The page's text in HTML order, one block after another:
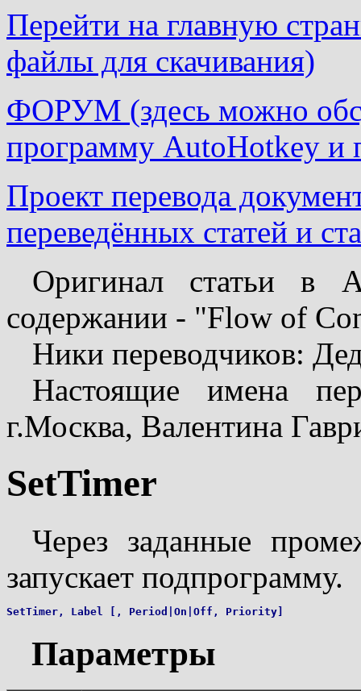
Перейти на главную
файлы для скачивания)
ФОРУМ (здесь можно
программу AutoHotkey и
Проект перевода
переведённых статей и
Оригинал статьи в
содержании - "Flow of
Ники переводчиков:
Настоящие имена
г.Москва, Валентина
SetTimer
Через заданные
запускает подпрограмму.
Параметры